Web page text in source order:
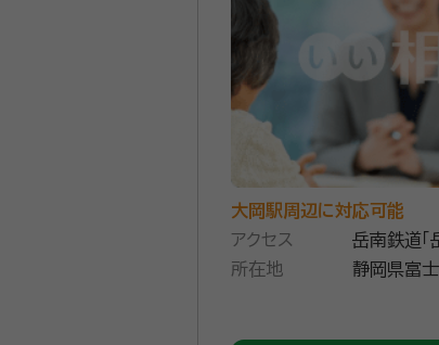
岩田行政書士事務所が
地域の人々の困りごとや
お客様の不安を解消するこ
的に話を進めるのではな
間をとって話を聞くために、初回相談料は無料。 はじめての相続
対応で充実したサービス
資格等：行政書士、2級FP
大岡駅周辺に対応可能
アクセス
岳南鉄道「
所在地
静岡県富士